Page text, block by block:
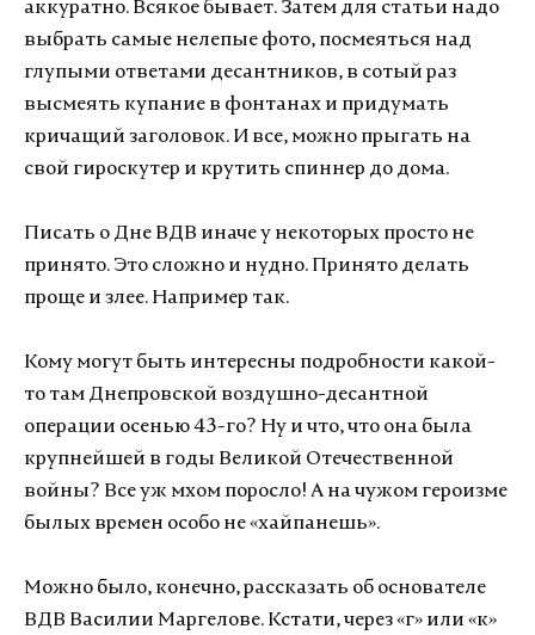
аккуратно. Всякое бывает. Затем для статьи надо
выбрать самые нелепые фото, посмеяться над
глупыми ответами десантников, в сотый раз
высмеять купание в фонтанах и придумать
кричащий заголовок. И все, можно прыгать на
свой гироскутер и крутить спиннер до дома.
Писать о Дне ВДВ иначе у некоторых просто не
принято. Это сложно и нудно. Принято делать
проще и злее. Например так.
Кому могут быть интересны подробности какой-
то там Днепровской воздушно-десантной
операции осенью 43-го? Ну и что, что она была
крупнейшей в годы Великой Отечественной
войны? Все уж мхом поросло! А на чужом героизме
былых времен особо не «хайпанешь».
Можно было, конечно, рассказать об основателе
ВДВ Василии Маргелове. Кстати, через «г» или «к»